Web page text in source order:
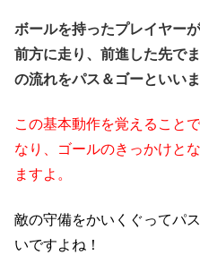
ボールを持ったプレイヤー
前方に走り、前進した先で
の流れをパス＆ゴーといいま
この基本動作を覚えること
なり、ゴールのきっかけと
ますよ。
敵の守備をかいくぐってパ
いですよね！